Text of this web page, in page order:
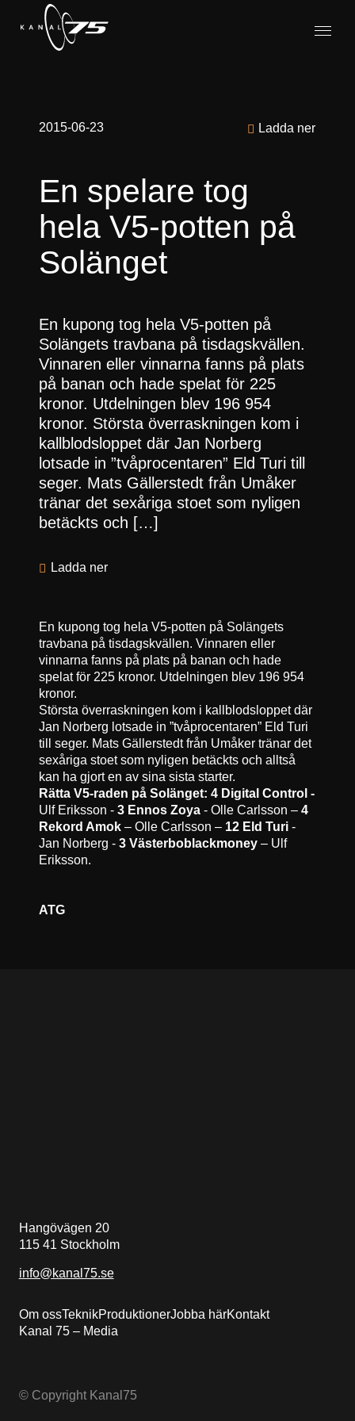
2015-06-23 Ladda ner
En spelare tog
hela V5-potten på
Solänget
En kupong tog hela V5-potten på
Solängets travbana på tisdagskvällen.
Vinnaren eller vinnarna fanns på plats
på banan och hade spelat för 225
kronor. Utdelningen blev 196 954
kronor. Största överraskningen kom i
kallblodsloppet där Jan Norberg
lotsade in ”tvåprocentaren” Eld Turi till
seger. Mats Gällerstedt från Umåker
tränar det sexåriga stoet som nyligen
betäckts och […]
En kupong tog hela V5-potten på Solängets
travbana på tisdagskvällen. Vinnaren eller
vinnarna fanns på plats på banan och hade
spelat för 225 kronor. Utdelningen blev 196 954
kronor.
Största överraskningen kom i kallblodsloppet där
Jan Norberg lotsade in ”tvåprocentaren” Eld Turi
till seger. Mats Gällerstedt från Umåker tränar det
sexåriga stoet som nyligen betäckts och alltså
kan ha gjort en av sina sista starter.
Rätta V5-raden på Solänget: 4 Digital Control -
Ulf Eriksson -3 Ennos Zoya - Olle Carlsson –4
Rekord Amok – Olle Carlsson – 12 Eld Turi-
Jan Norberg -3 Västerboblackmoney – Ulf
Eriksson.
Ladda ner
ATG
Hangövägen 20
115 41 Stockholm
info@kanal75.se
Om ossTeknikProduktionerJobba härKontakt
Kanal 75 – Media
© Copyright Kanal75